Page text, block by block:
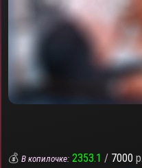
💰В копилочке: 2353.1 / 7000 р.